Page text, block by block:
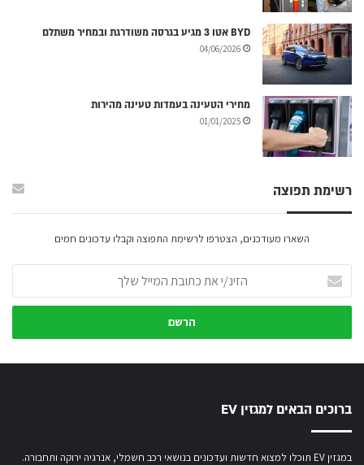
BYD אטו 3 מגיע בגרסה משודרגת ובמחיר משתלם
04/06/2026
מחירי הטעינה בעמדות טעינה מהירות
01/01/2025
רשימת תפוצה
השארו מעודכנים, הצטרפו לרשימת התפוצה וקבלו עדכונים חמים
את
כתובת
שלך
ברוכים הבאים למגזין EV
במגזין EV תוכלו למצוא חדשות ועדכונים בנושאי רכב חשמלי, אנרגיה ירוקה ותחבורה.